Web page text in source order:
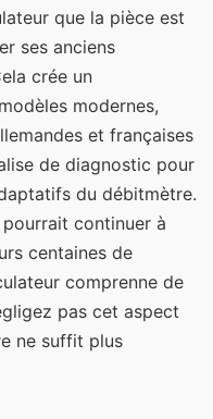
que la pièce est
ses anciens
crée un
modernes,
et françaises
de diagnostic pour
du débitmètre.
continuer à
centaines de
comprenne de
pas cet aspect
ne suffit plus